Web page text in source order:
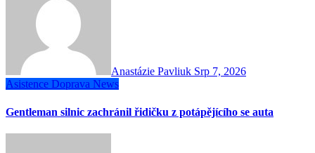
Anastázie Pavliuk Srp 7, 2026
Asistence Doprava News
Gentleman silnic zachránil řidičku z potápějícího se auta